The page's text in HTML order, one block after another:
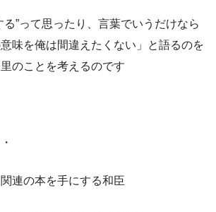
る”って思ったり、言葉でいうだけなら
味を俺は間違えたくない」と語るのを
のことを考えるのです
連の本を手にする和臣